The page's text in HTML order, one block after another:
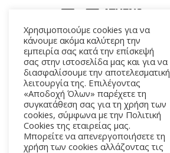
ΑΛΚΜΗΝΗΣ 5 – 118 54 ΑΘΗΝΑ
Χρησιμοποιούμε cookies για να
κάνουμε ακόμα καλύτερη την
εμπειρία σας κατά την επίσκεψή
σας στην ιστοσελίδα μας και για να
διασφαλίσουμε την αποτελεσματική
λειτουργία της. Επιλέγοντας
«Αποδοχή Όλων» παρέχετε τη
συγκατάθεση σας για τη χρήση των
cookies, σύμφωνα με την Πολιτική
Cookies της εταιρείας μας.
Μπορείτε να απενεργοποιήσετε τη
χρήση των cookies αλλάζοντας τις